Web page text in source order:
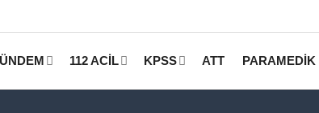
112 ACİL KPSS ATT